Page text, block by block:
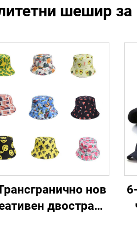
шешир за
нов
двостран